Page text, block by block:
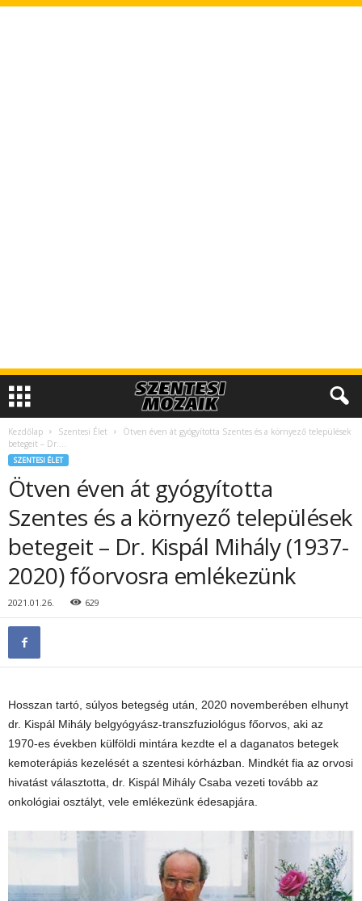
Kezdőlap Szentesi Élet
Ötven éven át gyógyította Szentes és a környező települések
betegeit – Dr....
SZENTESI ÉLET
Ötven éven át gyógyította
Szentes és a környező települések
betegeit – Dr. Kispál Mihály (1937-
2020) főorvosra emlékezünk
2021.01.26. 629
Hosszan tartó, súlyos betegség után, 2020 novemberében elhunyt
dr. Kispál Mihály belgyógyász-transzfuziológus főorvos, aki az
1970-es években külföldi mintára kezdte el a daganatos betegek
kemoterápiás kezelését a szentesi kórházban. Mindkét fia az orvosi
hivatást választotta, dr. Kispál Mihály Csaba vezeti tovább az
onkológiai osztályt, vele emlékezünk édesapjára.